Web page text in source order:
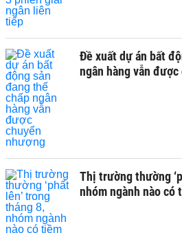
Đề xuất dự án bất
ngân hàng vẫn
Thị trường thường
nhóm ngành nào có